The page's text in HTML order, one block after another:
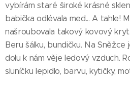
vybírám staré široké krásné
babička odlévala med... A tahle!
našroubovala takový kovový
Beru šálku, bundičku. Na
dolu k nám věje ledový vzduch.
sluníčku lepidlo, barvu, kytičky,